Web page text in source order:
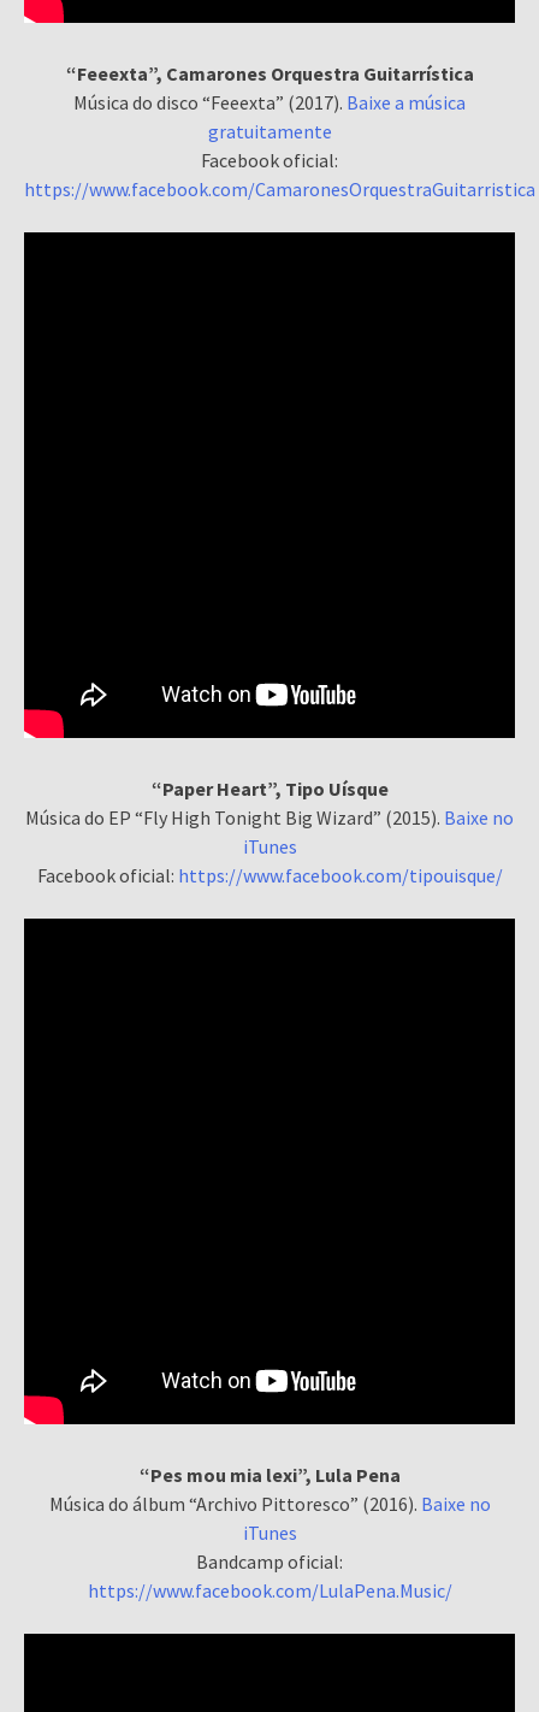
“Feeexta”, Camarones Orquestra Guitarrística
Música do disco “Feeexta” (2017). Baixe a música
gratuitamente
Facebook oficial:
https://www.facebook.com/CamaronesOrquestraGuitarristica
“Paper Heart”, Tipo Uísque
Música do EP “Fly High Tonight Big Wizard” (2015). Baixe no
iTunes
Facebook oficial: https://www.facebook.com/tipouisque/
“Pes mou mia lexi”, Lula Pena
Música do álbum “Archivo Pittoresco” (2016). Baixe no
iTunes
Bandcamp oficial:
https://www.facebook.com/LulaPena.Music/